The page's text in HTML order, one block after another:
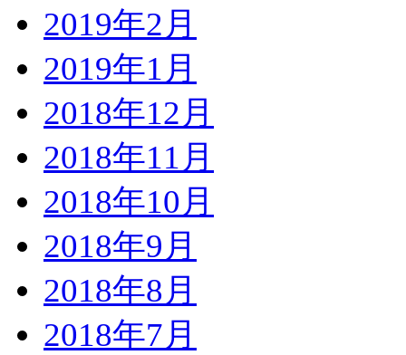
2019年2月
2019年1月
2018年12月
2018年11月
2018年10月
2018年9月
2018年8月
2018年7月